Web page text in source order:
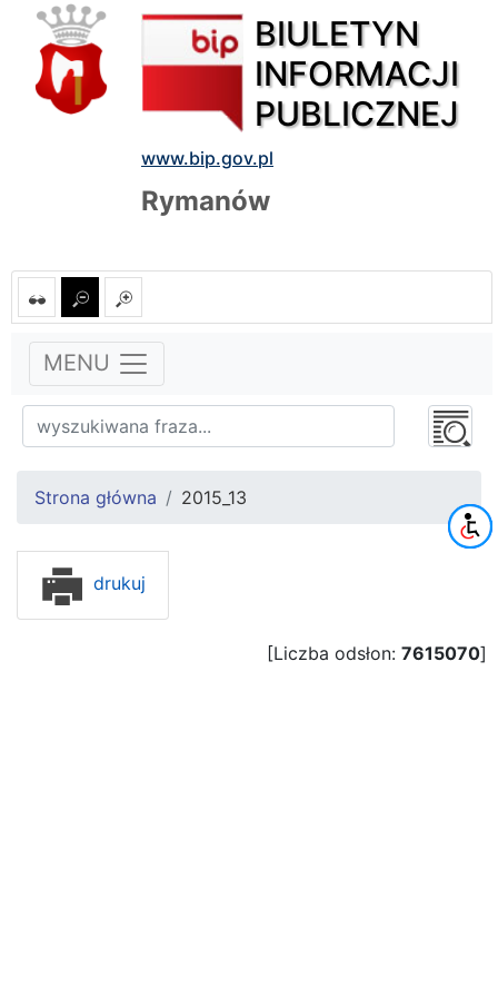
BIULETYN
INFORMACJI
PUBLICZNEJ
www.bip.gov.pl
Rymanów
MENU
Strona główna 2015_13
drukuj
[Liczba odsłon: 7615070]